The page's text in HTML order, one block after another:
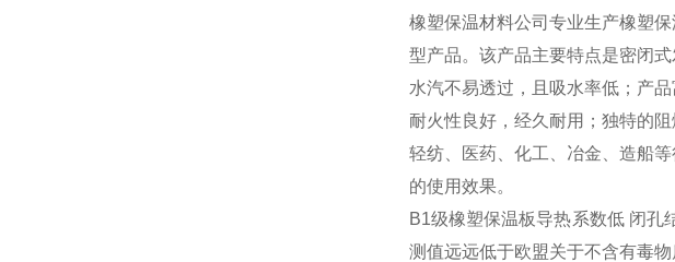
橡塑保温材料公司专业生产橡塑
型产品。该产品主要特点是密闭
水汽不易透过，且吸水率低；产
耐火性良好，经久耐用；独特的
轻纺、医药、化工、冶金、造船
的使用效果。
B1级橡塑保温板导热系数低 闭
测值远远低于欧盟关于不含有毒